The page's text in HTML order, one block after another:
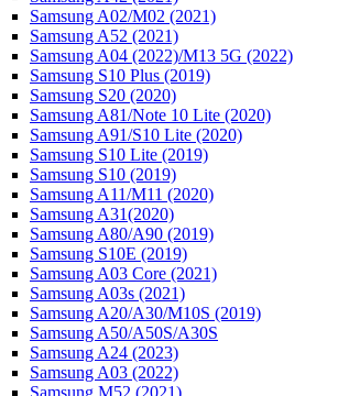
Samsung A02/M02 (2021)
Samsung A52 (2021)
Samsung A04 (2022)/M13 5G (2022)
Samsung S10 Plus (2019)
Samsung S20 (2020)
Samsung A81/Note 10 Lite (2020)
Samsung A91/S10 Lite (2020)
Samsung S10 Lite (2019)
Samsung S10 (2019)
Samsung A11/M11 (2020)
Samsung A31(2020)
Samsung A80/A90 (2019)
Samsung S10E (2019)
Samsung A03 Core (2021)
Samsung A03s (2021)
Samsung A20/A30/M10S (2019)
Samsung A50/A50S/A30S
Samsung A24 (2023)
Samsung A03 (2022)
Samsung M52 (2021)